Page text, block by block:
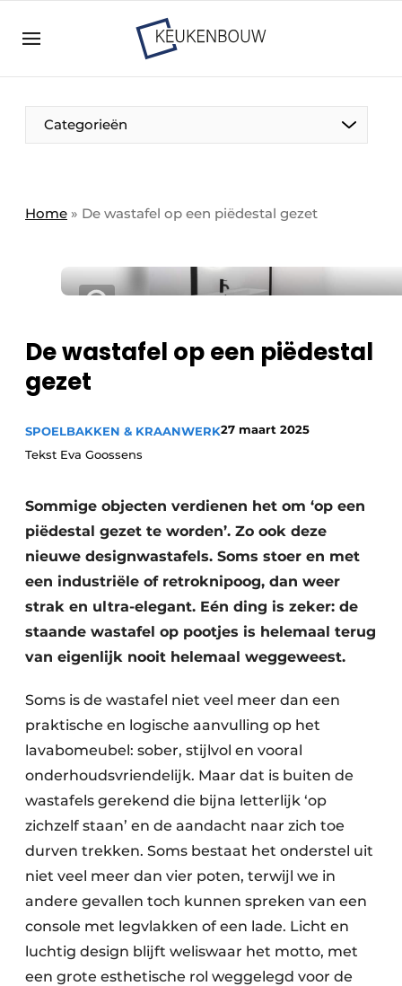
Bedrijven
Bedrijven
Direct contact
Keukenbouw | Platform over design en techniek
in de keuken-, woon-, en badkamerbranche
Nieuwsbrief
Podcasts
Vacature aanmelden
Categorieën
Home » De wastafel op een piëdestal gezet
De wastafel op een piëdestal
gezet
SPOELBAKKEN & KRAANWERK27 maart 2025
Tekst Eva Goossens
Sommige objecten verdienen het om ‘op een
piëdestal gezet te worden’. Zo ook deze
nieuwe designwastafels. Soms stoer en met
een industriële of retroknipoog, dan weer
strak en ultra-elegant. Eén ding is zeker: de
staande wastafel op pootjes is helemaal terug
van eigenlijk nooit helemaal weggeweest.
Soms is de wastafel niet veel meer dan een
praktische en logische aanvulling op het
lavabomeubel: sober, stijlvol en vooral
onderhoudsvriendelijk. Maar dat is buiten de
wastafels gerekend die bijna letterlijk ‘op
zichzelf staan’ en de aandacht naar zich toe
durven trekken. Soms bestaat het onderstel uit
niet veel meer dan vier poten, terwijl we in
andere gevallen toch kunnen spreken van een
console met legvlakken of een lade. Licht en
luchtig design blijft weliswaar het motto, met
een grote esthetische rol weggelegd voor de